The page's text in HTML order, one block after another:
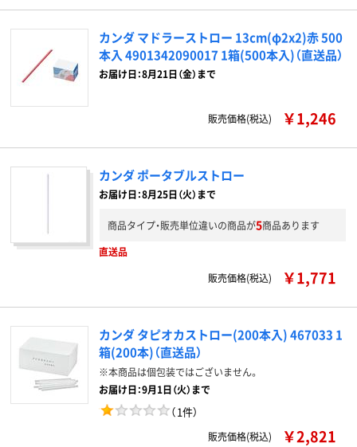
カンダ マドラーストロー 13cm(φ2x2)赤 500
本入 4901342090017 1箱(500本入)（直送品）
お届け日：8月21日（金）まで
販売価格(税込) ￥1,246
カンダ ポータブルストロー
お届け日：8月25日（火）まで
商品タイプ・販売単位違いの商品が5商品あります
直送品
販売価格(税込)
￥1,771
カンダ タピオカストロー(200本入) 467033 1
箱(200本)（直送品）
※本商品は個包装ではございません。
お届け日：9月1日（火）まで
（1件）
販売価格(税込) ￥2,821